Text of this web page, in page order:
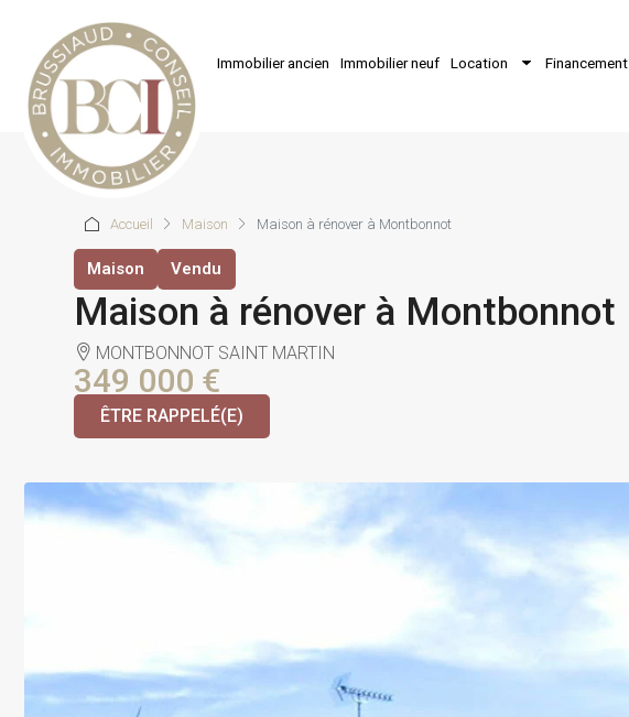
Immobilier ancien Immobilier neuf Location Financement
Accueil Maison Maison à rénover à Montbonnot
Maison Vendu
Maison à rénover à Montbonnot
MONTBONNOT SAINT MARTIN
349 000 €
ÊTRE RAPPELÉ(E)